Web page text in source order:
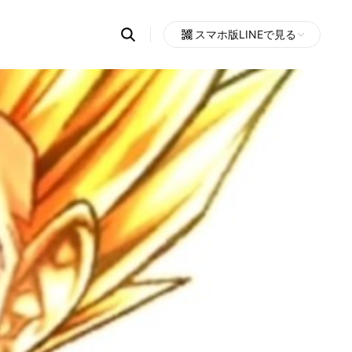
Search
OpenChats
messages
search
area
スマホ版LINEで見る